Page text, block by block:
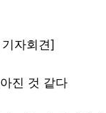
자회견]
진 것 같다